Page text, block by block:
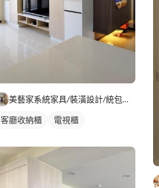
美藝家系統家具/裝潢設計/統包服務
客廳收納櫃 電視櫃